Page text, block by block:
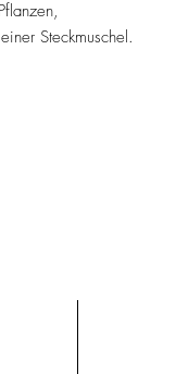
Steckmuschel.